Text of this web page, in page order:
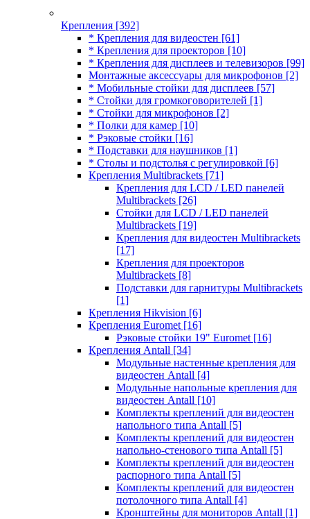
Крепления [392]
* Крепления для видеостен [61]
* Крепления для проекторов [10]
* Крепления для дисплеев и телевизоров [99]
Монтажные аксессуары для микрофонов [2]
* Мобильные стойки для дисплеев [57]
* Стойки для громкоговорителей [1]
* Стойки для микрофонов [2]
* Полки для камер [10]
* Рэковые стойки [16]
* Подставки для наушников [1]
* Столы и подстолья с регулировкой [6]
Крепления Multibrackets [71]
Крепления для LCD / LED панелей
Multibrackets [26]
Стойки для LCD / LED панелей
Multibrackets [19]
Крепления для видеостен Multibrackets
[17]
Крепления для проекторов
Multibrackets [8]
Подставки для гарнитуры Multibrackets
[1]
Крепления Hikvision [6]
Крепления Euromet [16]
Рэковые стойки 19" Euromet [16]
Крепления Antall [34]
Модульные настенные крепления для
видеостен Antall [4]
Модульные напольные крепления для
видеостен Antall [10]
Комплекты креплений для видеостен
напольного типа Antall [5]
Комплекты креплений для видеостен
напольно-стенового типа Antall [5]
Комплекты креплений для видеостен
распорного типа Antall [5]
Комплекты креплений для видеостен
потолочного типа Antall [4]
Кронштейны для мониторов Antall [1]